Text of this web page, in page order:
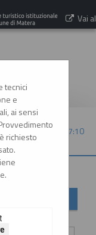
Vai al
10/08/2026 17:10
economici
tecnici
e
ai sensi
richiesto